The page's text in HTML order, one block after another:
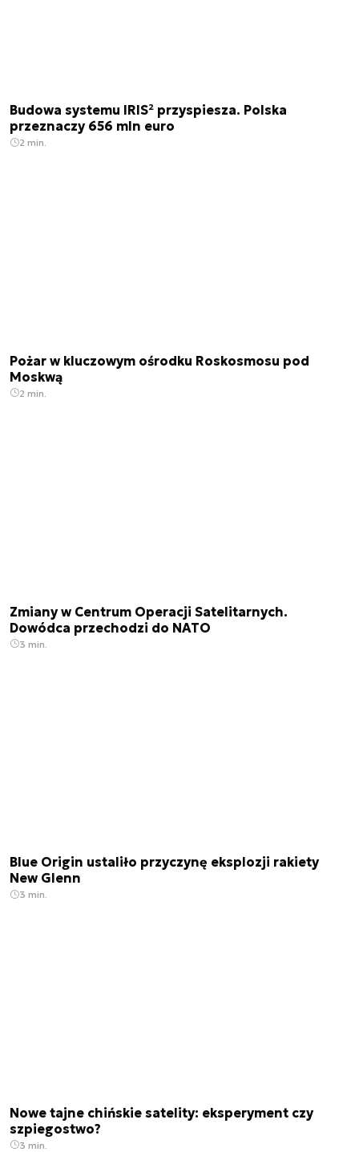
Budowa systemu IRIS² przyspiesza. Polska
przeznaczy 656 mln euro
2 min.
Pożar w kluczowym ośrodku Roskosmosu pod
Moskwą
2 min.
Zmiany w Centrum Operacji Satelitarnych.
Dowódca przechodzi do NATO
3 min.
Blue Origin ustaliło przyczynę eksplozji rakiety
New Glenn
3 min.
Nowe tajne chińskie satelity: eksperyment czy
szpiegostwo?
3 min.